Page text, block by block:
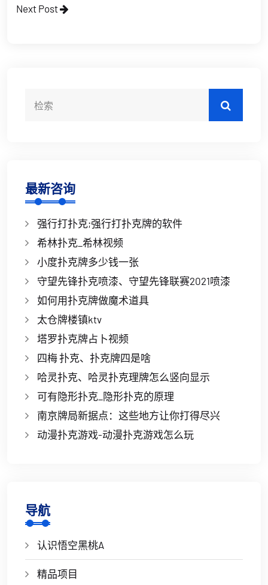
Next Post
最新咨询
强行打扑克;强行打扑克牌的软件
希林扑克_希林视频
小度扑克牌多少钱一张
守望先锋扑克喷漆、守望先锋联赛2021喷漆
如何用扑克牌做魔术道具
太仓牌楼镇ktv
塔罗扑克牌占卜视频
四梅 扑克、扑克牌四是啥
哈灵扑克、哈灵扑克理牌怎么竖向显示
可有隐形扑克_隐形扑克的原理
南京牌局新据点：这些地方让你打得尽兴
动漫扑克游戏-动漫扑克游戏怎么玩
导航
认识悟空黑桃A
精品项目